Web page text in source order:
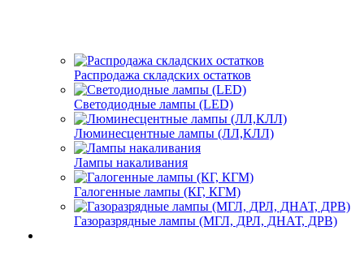
Распродажа складских остатков
Светодиодные лампы (LED)
Люминесцентные лампы (ЛЛ,КЛЛ)
Лампы накаливания
Галогенные лампы (КГ, КГМ)
Газоразрядные лампы (МГЛ, ДРЛ, ДНАТ, ДРВ)